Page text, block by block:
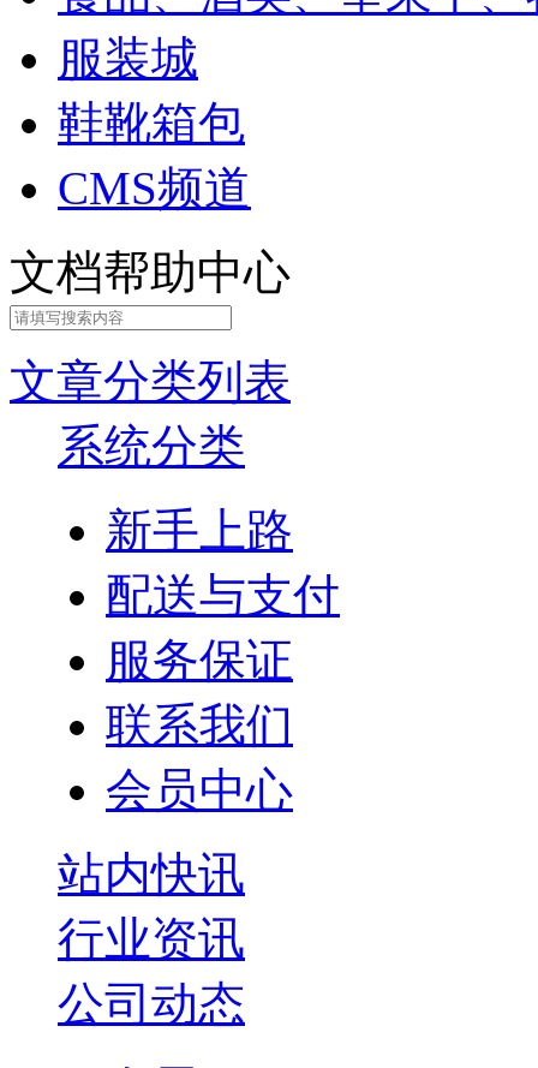
服装城
鞋靴箱包
CMS频道
文档帮助中心
文章分类列表
系统分类
新手上路
配送与支付
服务保证
联系我们
会员中心
站内快讯
行业资讯
公司动态